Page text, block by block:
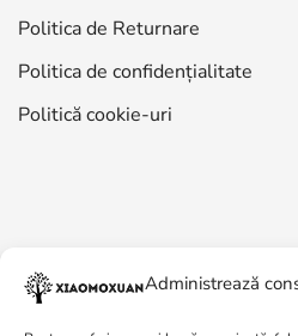
Administrează
Politica de Returnare
Politica de confidențialitate
Politică cookie-uri